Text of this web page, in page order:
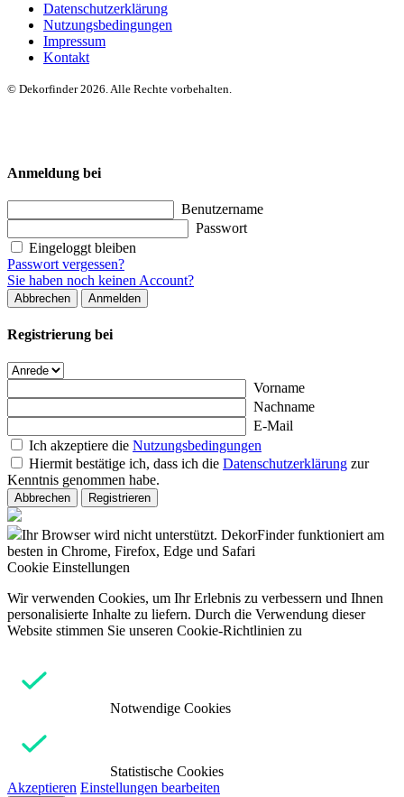
Datenschutzerklärung
Nutzungsbedingungen
Impressum
Kontakt
© Dekorfinder 2026. Alle Rechte vorbehalten.
Anmeldung bei
Benutzername
Passwort
Eingeloggt bleiben
Passwort vergessen?
Sie haben noch keinen Account?
Abbrechen Anmelden
Registrierung bei
Vorname
Nachname
E-Mail
Ich akzeptiere die Nutzungsbedingungen
Hiermit bestätige ich, dass ich die Datenschutzerklärung zur
Kenntnis genommen habe.
Abbrechen Registrieren
Ihr Browser wird nicht unterstützt. DekorFinder funktioniert am
besten in Chrome, Firefox, Edge und Safari
Cookie Einstellungen
Wir verwenden Cookies, um Ihr Erlebnis zu verbessern und Ihnen
personalisierte Inhalte zu liefern. Durch die Verwendung dieser
Website stimmen Sie unseren Cookie-Richtlinien zu
Notwendige Cookies
Statistische Cookies
Akzeptieren Einstellungen bearbeiten